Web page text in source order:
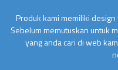
Produk kami memiliki
Sebelum memutuskan untuk
yang anda cari di web